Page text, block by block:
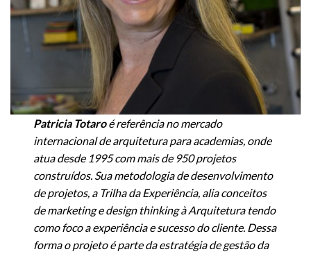
Patricia Totaroé referência no mercado
internacional de arquitetura para academias, onde
atua desde 1995 com mais de 950 projetos
construídos. Sua metodologia de desenvolvimento
de projetos, a Trilha da Experiência, alia conceitos
de marketing e design thinking à Arquitetura tendo
como foco a experiência e sucesso do cliente. Dessa
forma o projeto é parte da estratégia de gestão da